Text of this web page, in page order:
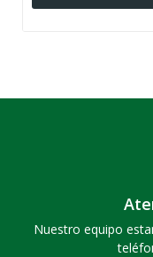
Nuestro equipo